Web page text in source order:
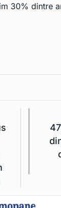
30% dintre